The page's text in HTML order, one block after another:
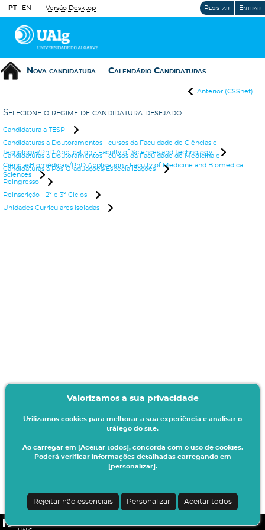
PT EN Versão Desktop Registar Entrar
Nova candidatura Calendário Candidaturas
Anterior (CSSnet)
Selecione o regime de candidatura desejado
Candidatura a TESP
Candidaturas a Doutoramentos - cursos da Faculdade de Ciências e
Tecnologia/PhD Application - Faculty of Sciences and Technology
Candidaturas a Doutoramentos - cursos da Faculdade de Medicina e
CiênciasBiomédicais/PhD Application - Faculty of Medicine and Biomedical
Sciences
Candidaturas a Pós-Graduações/Especializações
Reingresso
Reinscrição - 2º e 3º Ciclos
Unidades Curriculares Isoladas
Valorizamos a sua privacidade
Utilizamos cookies para melhorar a sua experiência e analisar o
tráfego do site.
Ao carregar em [Aceitar todos], concorda com o uso de cookies.
Poderá verificar informações detalhadas carregando em
[personalizar].
Rejeitar não essenciais Personalizar Aceitar todos